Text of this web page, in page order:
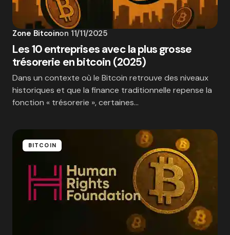
Zone Bitcoinon 11/11/2025
Les 10 entreprises avec la plus grosse
trésorerie en bitcoin (2025)
Dans un contexte où le Bitcoin retrouve des niveaux
historiques et que la finance traditionnelle repense la
fonction « trésorerie », certaines…
BITCOIN